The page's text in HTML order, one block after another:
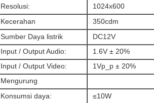
Resolusi:
1024x600
Kecerahan
350cdm
Sumber Daya listrik
DC12V
Input / Output Audio:
1.6V ± 20%
Input / Output Video:
1Vp_p ± 20%
Mengurung
Konsumsi daya:
≤10W